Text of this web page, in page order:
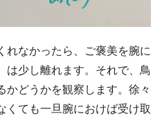
れなかったら、ご褒美を腕に
は少し離れます。それで、鳥
かどうかを観察します。徐々
くても一旦腕におけば受け取